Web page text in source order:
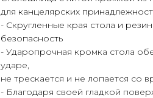
для канцелярских
- Скругленные края стола и
безопасность
- Ударопрочная кромка стола
ударе,
не трескается и не лопается со
- Благодаря своей гладкой